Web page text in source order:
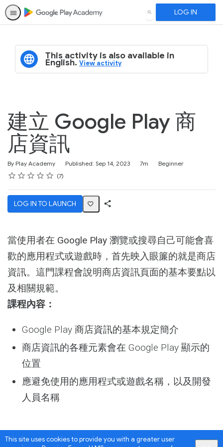
This site uses cookies to provide you with a greater user
SEARCH LOG IN
This activity is also available in
English.View activity
建立 Google Play 商
店資訊
By Play Academy Published: Sep 14, 2023
Duration 7m
Difficulty
Beginner
Rating
1 star
2 stars
3 stars
4 stars
5 stars
Average rating: 4.7 7
7 reviews
LOG IN TO LAUNCH
當使用者在 Google Play 瀏覽或搜尋自己可能會喜
歡的應用程式或遊戲時，首先映入眼簾的就是商店
資訊。這門課程會說明商店資訊頁面的基本要點以
及相關規範。
課程內容：
Google Play 商店資訊的基本規定簡介
商店資訊的各種元素會在 Google Play 顯示的
位置
應避免使用的應用程式或遊戲名稱，以及開發
人員名稱